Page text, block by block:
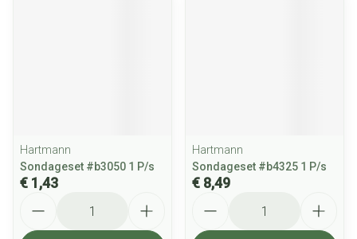
Hartmann
Sondageset #b3050 1 P/s
€ 1,43
Hartmann
Sondageset #b4325 1 P/s
€ 8,49